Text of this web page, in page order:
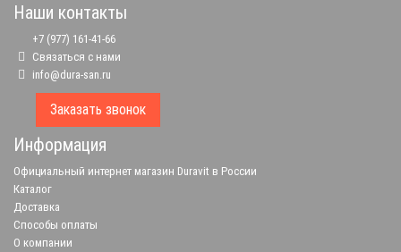
Наши контакты
+7 (977) 161-41-66
Связаться с нами
info@dura-san.ru
Заказать звонок
Информация
Официальный интернет магазин Duravit в России
Каталог
Доставка
Способы оплаты
О компании